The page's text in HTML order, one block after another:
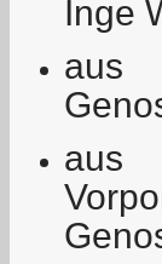
Inge
aus
aus